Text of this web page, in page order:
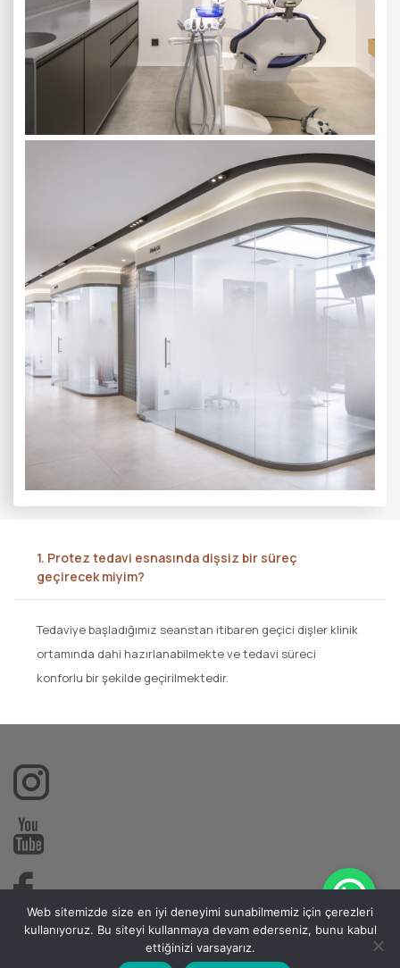
1. Protez tedavi esnasında dişsiz bir süreç
geçirecek miyim?
Tedaviye başladığımız seanstan itibaren geçici dişler klinik
ortamında dahi hazırlanabilmekte ve tedavi süreci
konforlu bir şekilde geçirilmektedir.
Web sitemizde size en iyi deneyimi sunabilmemiz için çerezleri
kullanıyoruz. Bu siteyi kullanmaya devam ederseniz, bunu kabul
ettiğinizi varsayarız.